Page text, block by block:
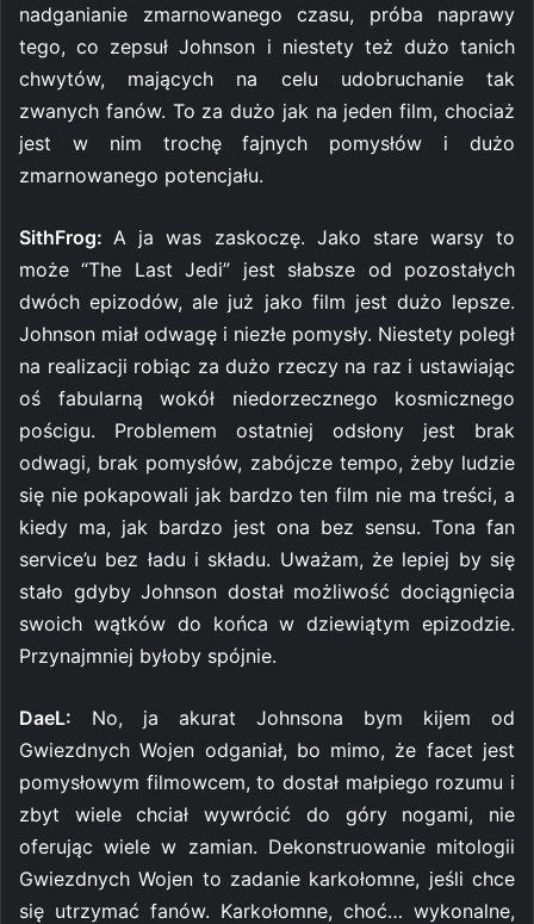
nadganianie zmarnowanego czasu, próba naprawy
tego, co zepsuł Johnson i niestety też dużo tanich
chwytów, mających na celu udobruchanie tak
zwanych fanów. To za dużo jak na jeden film, chociaż
jest w nim trochę fajnych pomysłów i dużo
zmarnowanego potencjału.
SithFrog: A ja was zaskoczę. Jako stare warsy to
może “The Last Jedi” jest słabsze od pozostałych
dwóch epizodów, ale już jako film jest dużo lepsze.
Johnson miał odwagę i niezłe pomysły. Niestety poległ
na realizacji robiąc za dużo rzeczy na raz i ustawiając
oś fabularną wokół niedorzecznego kosmicznego
pościgu. Problemem ostatniej odsłony jest brak
odwagi, brak pomysłów, zabójcze tempo, żeby ludzie
się nie pokapowali jak bardzo ten film nie ma treści, a
kiedy ma, jak bardzo jest ona bez sensu. Tona fan
service’u bez ładu i składu. Uważam, że lepiej by się
stało gdyby Johnson dostał możliwość dociągnięcia
swoich wątków do końca w dziewiątym epizodzie.
Przynajmniej byłoby spójnie.
DaeL: No, ja akurat Johnsona bym kijem od
Gwiezdnych Wojen odganiał, bo mimo, że facet jest
pomysłowym filmowcem, to dostał małpiego rozumu i
zbyt wiele chciał wywrócić do góry nogami, nie
oferując wiele w zamian. Dekonstruowanie mitologii
Gwiezdnych Wojen to zadanie karkołomne, jeśli chce
się utrzymać fanów. Karkołomne, choć… wykonalne,